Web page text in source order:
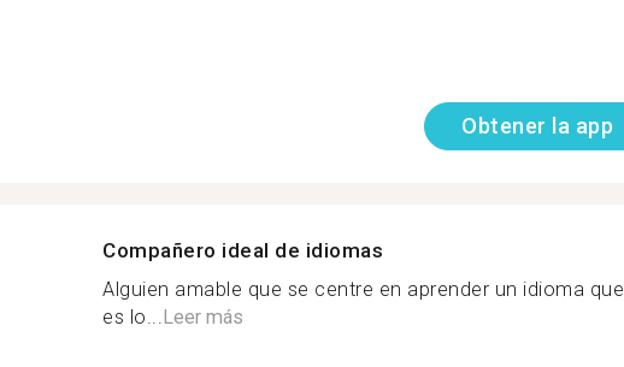
Obtener la app
Compañero ideal de idiomas
Alguien amable que se centre en aprender un idioma que
es lo...Leer más